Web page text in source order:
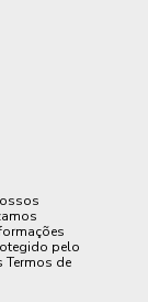
pelo
Termos de